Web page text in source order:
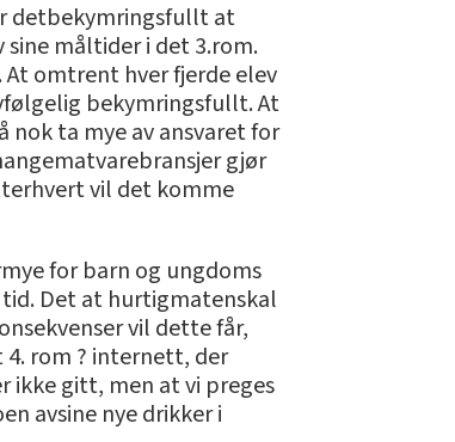
detbekymringsfullt at
måltider i det 3.rom.
omtrent hver fjerde elev
bekymringsfullt. At
nok ta mye av ansvaret for
gjør
vil det komme
for barn og ungdoms
Det at hurtigmatenskal
vil dette får,
rom ? internett, der
ikke gitt, men at vi preges
avsine nye drikker i